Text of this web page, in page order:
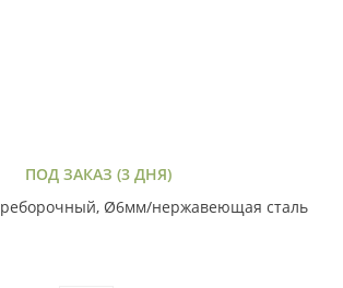
ПОД ЗАКАЗ (3 ДНЯ)
Ø6мм/нержавеющая сталь